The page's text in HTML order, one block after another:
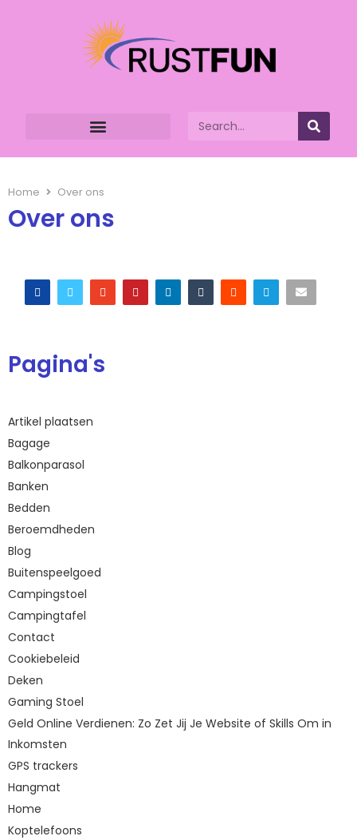
Home Over ons
Over ons
Pagina's
Artikel plaatsen
Bagage
Balkonparasol
Banken
Bedden
Beroemdheden
Blog
Buitenspeelgoed
Campingstoel
Campingtafel
Contact
Cookiebeleid
Deken
Gaming Stoel
Geld Online Verdienen: Zo Zet Jij Je Website of Skills Om in
Inkomsten
GPS trackers
Hangmat
Home
Koptelefoons